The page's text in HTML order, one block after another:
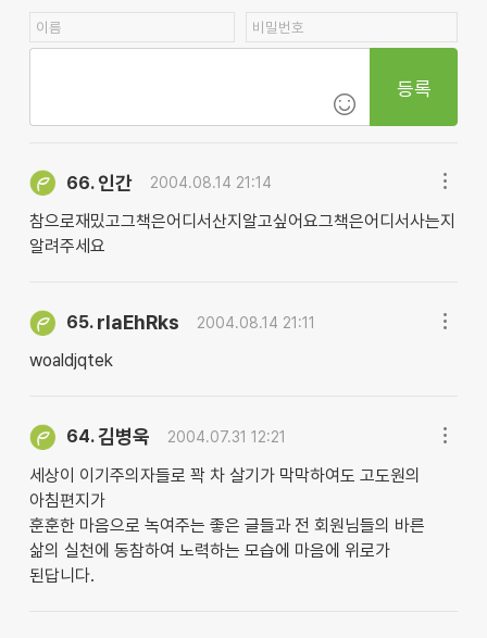
등록
66.인간 2004.08.14 21:14
참으로재밌고그책은어디서산지알고싶어요그책은어디서사는지
알려주세요
65. rlaEhRks 2004.08.14 21:11
woaldjqtek
64.김병욱 2004.07.31 12:21
세상이 이기주의자들로 꽉 차 살기가 막막하여도 고도원의
아침편지가
훈훈한 마음으로 녹여주는 좋은 글들과 전 회원님들의 바른
삶의 실천에 동참하여 노력하는 모습에 마음에 위로가
된답니다.